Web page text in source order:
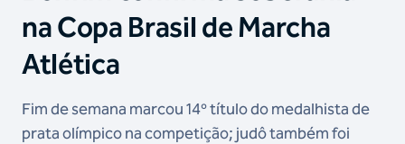
na Copa Brasil de Marcha
Atlética
Fim de semana marcou 14º título do medalhista de
prata olímpico na competição; judô também foi